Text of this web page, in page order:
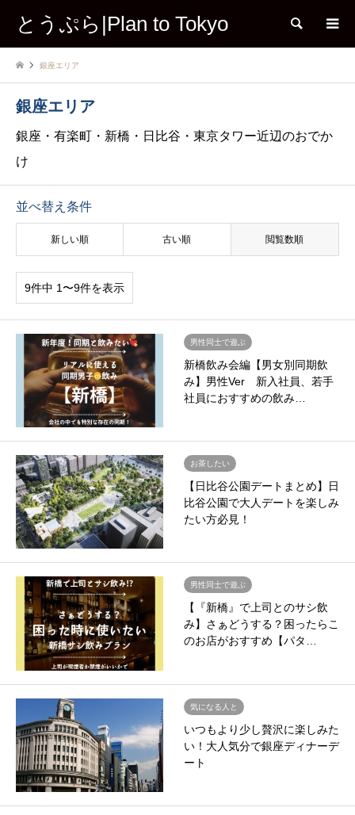
とうぷら|Plan to Tokyo 検索
銀座エリア
銀座エリア
銀座・有楽町・新橋・日比谷・東京タワー近辺のおでか
け
並べ替え条件
新しい順 古い順 閲覧数順
9件中 1〜9件を表示
男性同士で遊ぶ
新橋飲み会編【男女別同期飲
み】男性Ver 新入社員、若手
社員におすすめの飲み…
お茶したい
【日比谷公園デートまとめ】日
比谷公園で大人デートを楽しみ
たい方必見！
男性同士で遊ぶ
【『新橋』で上司とのサシ飲
み】さぁどうする？困ったらこ
のお店がおすすめ【パタ…
気になる人と
いつもより少し贅沢に楽しみた
い！大人気分で銀座ディナーデ
ート